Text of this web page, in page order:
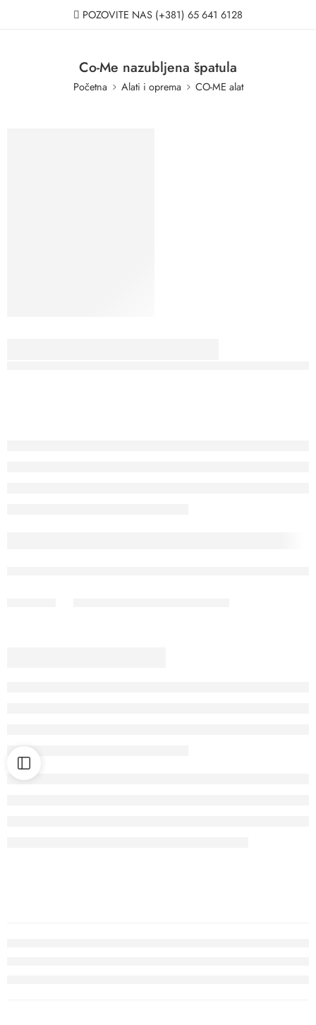
POZOVITE NAS (+381) 65 641 6128
Co-Me nazubljena špatula
Početna Alati i oprema CO-ME alat